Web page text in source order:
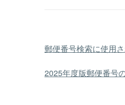
郵便番号検索に使用
2025年度版郵便番号